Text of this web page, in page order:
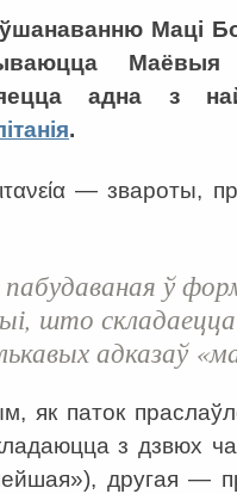
Маці
Маёвыя
адна з
.
— звароты,
ў
што складаецца
адказаў
як паток
з дзвюх
другая —